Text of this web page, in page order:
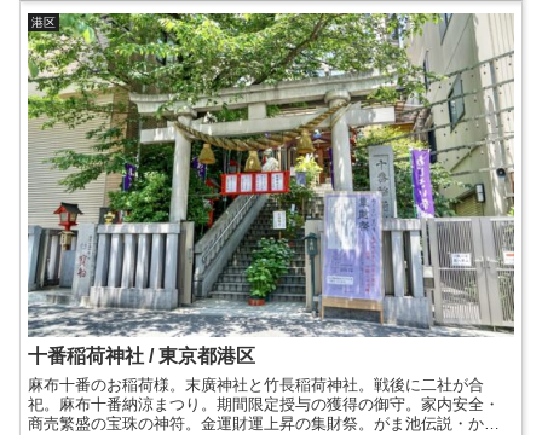
港区
十番稲荷神社 / 東京都港区
麻布十番のお稲荷様。末廣神社と竹長稲荷神社。戦後に二社が合
祀。麻布十番納涼まつり。期間限定授与の獲得の御守。家内安全・
商売繁盛の宝珠の神符。金運財運上昇の集財祭。がま池伝説・かえ